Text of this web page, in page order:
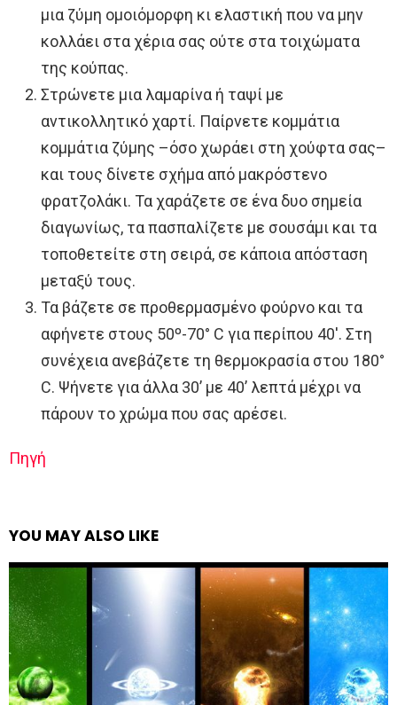
μια ζύμη ομοιόμορφη κι ελαστική που να μην
κολλάει στα χέρια σας ούτε στα τοιχώματα
της κούπας.
Στρώνετε μια λαμαρίνα ή ταψί με
αντικολλητικό χαρτί. Παίρνετε κομμάτια
κομμάτια ζύμης –όσο χωράει στη χούφτα σας–
και τους δίνετε σχήμα από μακρόστενο
φρατζολάκι. Τα χαράζετε σε ένα δυο σημεία
διαγωνίως, τα πασπαλίζετε με σουσάμι και τα
τοποθετείτε στη σειρά, σε κάποια απόσταση
μεταξύ τους.
Τα βάζετε σε προθερμασμένο φούρνο και τα
αφήνετε στους 50º-70° C για περίπου 40′. Στη
συνέχεια ανεβάζετε τη θερμοκρασία στου 180°
C. Ψήνετε για άλλα 30’ με 40’ λεπτά μέχρι να
πάρουν το χρώμα που σας αρέσει.
Πηγή
YOU MAY ALSO LIKE